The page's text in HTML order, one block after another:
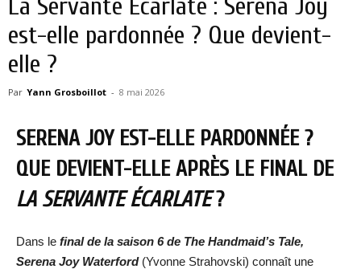
La Servante Écarlate : Serena Joy
est-elle pardonnée ? Que devient-
elle ?
Par Yann Grosboillot - 8 mai 2026
SERENA JOY EST-ELLE PARDONNÉE ?
QUE DEVIENT-ELLE APRÈS LE FINAL DE
LA SERVANTE ÉCARLATE?
Dans le final de la saison 6 de The Handmaid’s Tale,
Serena Joy Waterford (Yvonne Strahovski) connaît une